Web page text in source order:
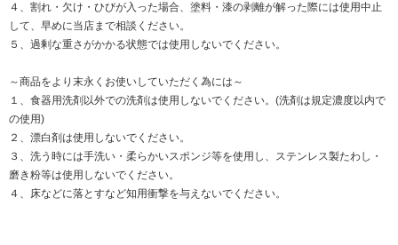
４、割れ・欠け・ひびが入った場合、塗料・漆の剥離が解った際には使用中止
して、早めに当店まで相談ください。
５、過剰な重さがかかる状態では使用しないでください。
～商品をより末永くお使いしていただく為には～
１、食器用洗剤以外での洗剤は使用しないでください。(洗剤は規定濃度以内で
の使用)
２、漂白剤は使用しないでください。
３、洗う時には手洗い・柔らかいスポンジ等を使用し、ステンレス製たわし・
磨き粉等は使用しないでください。
４、床などに落とすなど知用衝撃を与えないでください。